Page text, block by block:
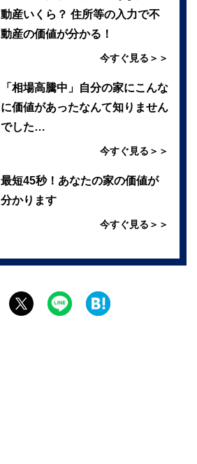
動産いくら？ 住所等の入力で不
動産の価値が分かる！
今すぐ見る＞＞
「相場高騰中」自分の家にこんな
に価値があったなんて知りません
でした…
今すぐ見る＞＞
最短45秒！あなたの家の価値が
分かります
今すぐ見る＞＞